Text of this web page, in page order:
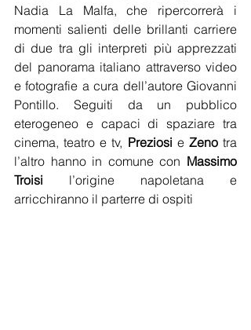
Nadia La Malfa, che ripercorrerà i
momenti salienti delle brillanti carriere
di due tra gli interpreti più apprezzati
del panorama italiano attraverso video
e fotografie a cura dell’autore Giovanni
Pontillo. Seguiti da un pubblico
eterogeneo e capaci di spaziare tra
cinema, teatro e tv, Preziosi e Zeno tra
l’altro hanno in comune con Massimo
Troisi l’origine napoletana e
arricchiranno il parterre di ospiti